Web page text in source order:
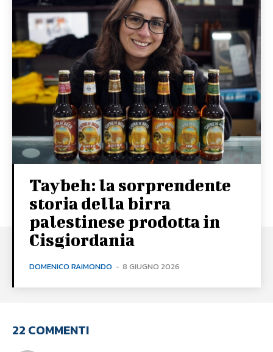
Taybeh: la sorprendente
storia della birra
palestinese prodotta in
Cisgiordania
DOMENICO RAIMONDO - 8 GIUGNO 2026
22 COMMENTI